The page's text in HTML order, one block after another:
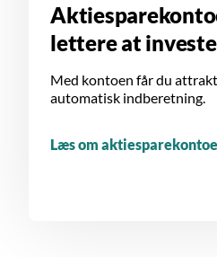
lettere at
Med kontoen får du
automatisk indberetning.
Læs om